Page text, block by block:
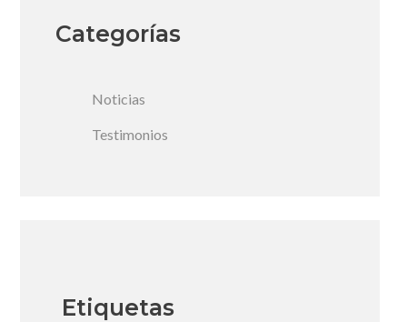
Categorías
Noticias
Testimonios
Etiquetas